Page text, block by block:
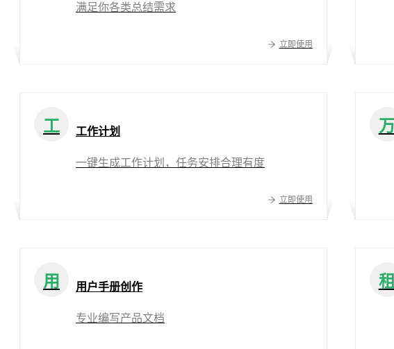
满足你各类总结需求
立即使用
工 工作计划
一键生成工作计划，任务安排合理有度
立即使用
用 用户手册创作
专业编写产品文档
租